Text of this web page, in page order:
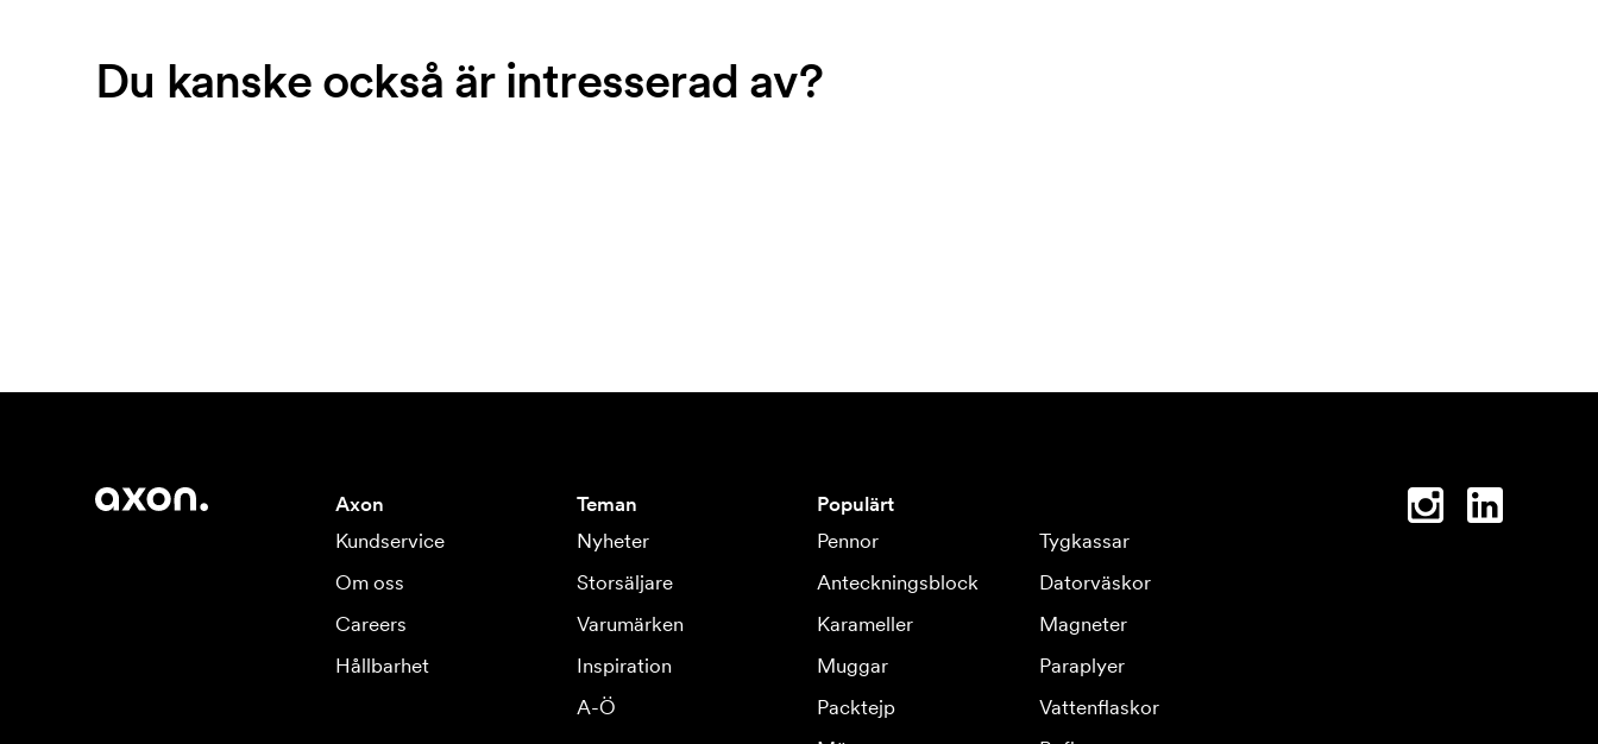
Du kanske också är intresserad av?
Axon
Kundservice
Om oss
Careers
Hållbarhet
Teman
Nyheter
Storsäljare
Varumärken
Inspiration
A-Ö
Populärt
Pennor
Tygkassar
Anteckningsblock
Datorväskor
Karameller
Magneter
Muggar
Paraplyer
Packtejp
Vattenflaskor